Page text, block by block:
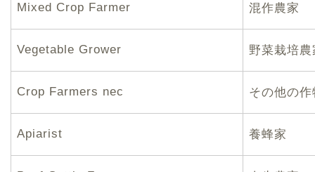
Mixed Crop Farmer 混作農家
Vegetable Grower 野菜栽培農
Crop Farmers nec その他の
Apiarist 養蜂家